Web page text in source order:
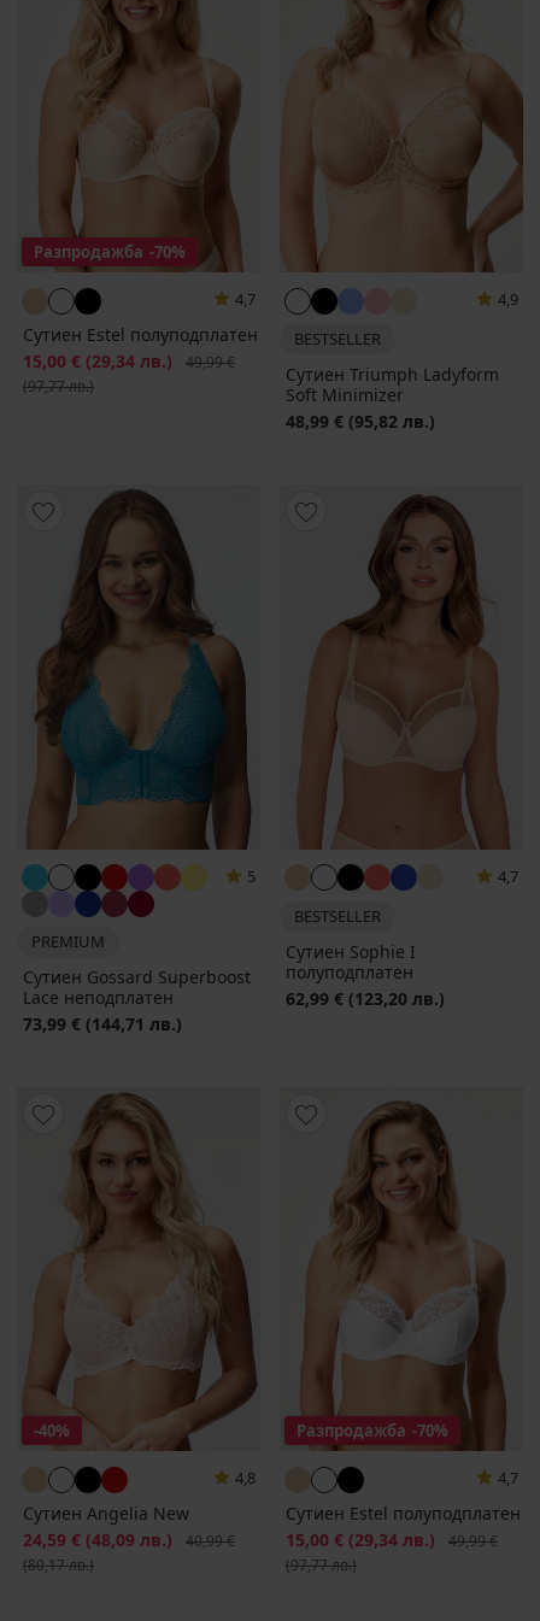
Разпродажба -70%
4,7
Сутиен Estel полуподплатен
Намаление
15,00 € (29,34 лв.) Първоначална цена
49,99 €
(97,77 лв.)
4,9
BESTSELLER
Сутиен Triumph Ladyform
Soft Minimizer
48,99 € (95,82 лв.)
5
PREMIUM
Сутиен Gossard Superboost
Lacе неподплатен
73,99 € (144,71 лв.)
4,7
BESTSELLER
Сутиен Sophie I
полуподплатен
62,99 € (123,20 лв.)
-40%
4,8
Сутиен Angelia New
Намаление
24,59 € (48,09 лв.) Първоначална цена
40,99 €
(80,17 лв.)
Разпродажба -70%
4,7
Сутиен Estel полуподплатен
Намаление
15,00 € (29,34 лв.)
49,99 €
(97,77 лв.)